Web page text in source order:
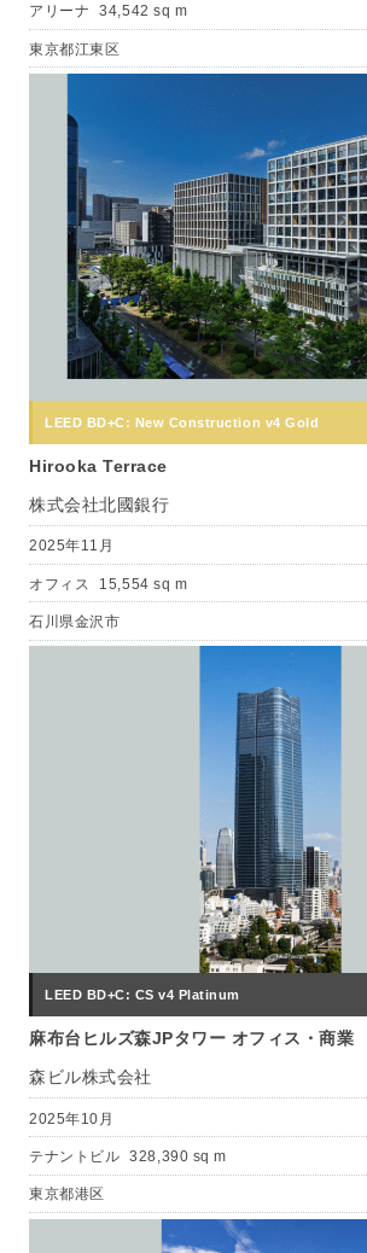
アリーナ 34,542 sq m
東京都江東区
LEED BD+C: New Construction v4 Gold
Hirooka Terrace
株式会社北國銀行
2025年11月
オフィス 15,554 sq m
石川県金沢市
LEED BD+C: CS v4 Platinum
麻布台ヒルズ森JPタワー オフィス・商業
森ビル株式会社
2025年10月
テナントビル 328,390 sq m
東京都港区